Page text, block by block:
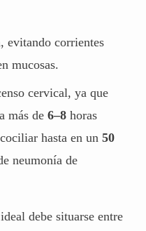
evitando corrientes
mucosas.
cervical, ya que
más de 6–8 horas
hasta en un 50
neumonía de
debe situarse entre